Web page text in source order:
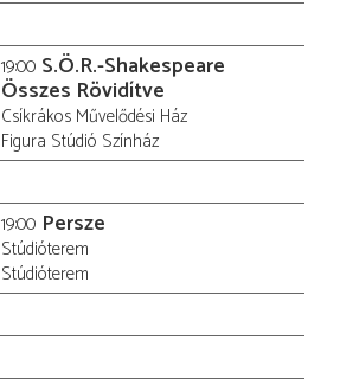
19:00 S.Ö.R.-Shakespeare
Összes Rövidítve
Csíkrákos Művelődési Ház
Figura Stúdió Színház
19:00 Persze
Stúdióterem
Stúdióterem